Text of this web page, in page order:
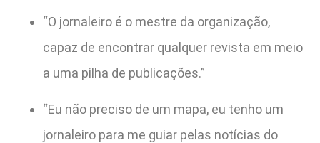
“O jornaleiro é o mestre da organização,
capaz de encontrar qualquer revista em meio
a uma pilha de publicações.”
“Eu não preciso de um mapa, eu tenho um
jornaleiro para me guiar pelas notícias do